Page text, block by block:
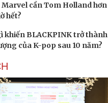
Marvel cần Tom Holland hơn
hết?
khiến BLACKPINK trở thành
của K-pop sau 10 năm?